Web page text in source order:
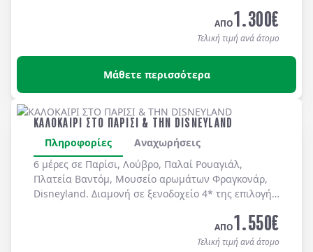
ΑΠΟ1.300€
Τελική τιμή ανά άτομο
Μάθετε περισσότερα
ΚΑΛΟΚΑΙΡΙ ΣΤΟ ΠΑΡΙΣΙ & ΤΗΝ DISNEYLAND
Πληροφορίες
Αναχωρήσεις
6 μέρες σε Παρίσι, Λούβρο, Παλαί Ρουαγιάλ,
Πλατεία Βαντόμ, Μουσείο αρωμάτων Φραγκονάρ,
Disneyland. Διαμονή σε ξενοδοχείo 4* της επιλογής
ΑΠΟ1.550€
Τελική τιμή ανά άτομο